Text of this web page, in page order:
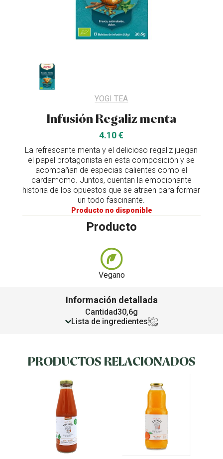
YOGI TEA
Infusión Regaliz menta
4.10 €
La refrescante menta y el delicioso regaliz juegan
el papel protagonista en esta composición y se
acompañan de especias calientes como el
cardamomo. Juntos, cuentan la emocionante
historia de los opuestos que se atraen para formar
un todo fascinante.
Producto no disponible
Producto
Vegano
Información detallada
Cantidad30,6g
Lista de ingredientes
PRODUCTOS RELACIONADOS